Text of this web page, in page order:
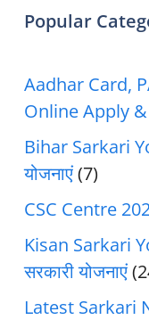
Popular
Aadhar Card,
Online Apply
Bihar Sarkari
योजनाएं(7)
CSC Centre
Kisan Sarkari
सरकारी योजनाएं
Latest Sarkari